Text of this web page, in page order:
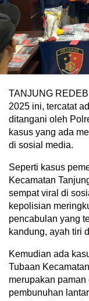
TANJUNG
2025 ini, tercatat
ditangani oleh
kasus yang ada
di sosial media.
Seperti kasus
Kecamatan
sempat viral di
kepolisian
pencabulan yang
kandung, ayah tiri
Kemudian ada
Tubaan
merupakan
pembunuhan